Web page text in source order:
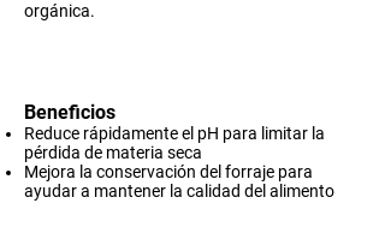
orgánica.
Beneficios
Reduce rápidamente el pH para limitar la
pérdida de materia seca
Mejora la conservación del forraje para
ayudar a mantener la calidad del alimento